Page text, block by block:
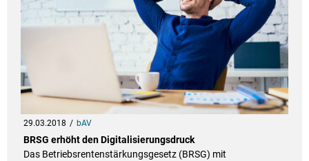
29.03.2018 bAV
BRSG erhöht den Digitalisierungsdruck
Das Betriebsrentenstärkungsgesetz (BRSG) mit